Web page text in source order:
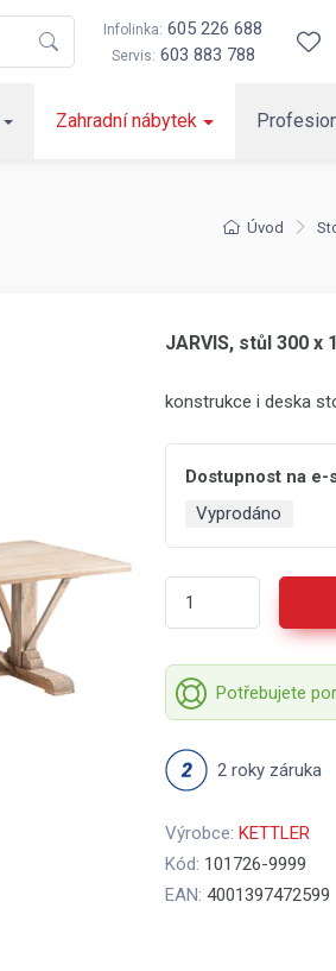
Infolinka: 605 226 688
Servis: 603 883 788
Zahradní nábytek
Úvod
JARVIS, stůl 300 x
konstrukce i deska
Dostupnost na e-
Vyprodáno
Potřebujete
2 roky záruka
Výrobce: KETTLER
Kód: 101726-9999
EAN: 4001397472599